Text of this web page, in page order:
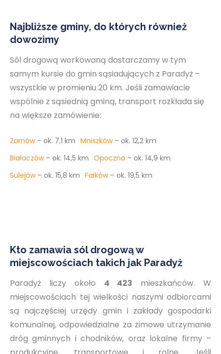
Najbliższe gminy, do których również
dowozimy
Sól drogową workowaną dostarczamy w tym
samym kursie do gmin sąsiadujących z Paradyż –
wszystkie w promieniu 20 km. Jeśli zamawiacie
wspólnie z sąsiednią gminą, transport rozkłada się
na większe zamówienie:
Żarnów – ok. 7,1 km Mniszków – ok. 12,2 km
Białaczów – ok. 14,5 km Opoczno – ok. 14,9 km
Sulejów – ok. 15,8 km Fałków – ok. 19,5 km
Kto zamawia sól drogową w
miejscowościach takich jak Paradyż
Paradyż liczy około 4 423 mieszkańców. W
miejscowościach tej wielkości naszymi odbiorcami
są najczęściej urzędy gmin i zakłady gospodarki
komunalnej, odpowiedzialne za zimowe utrzymanie
dróg gminnych i chodników, oraz lokalne firmy –